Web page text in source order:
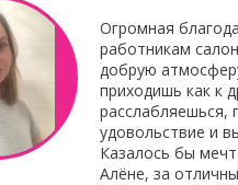
Огромная
работникам
добрую
приходишь как к
расслабляешься,
удовольствие и
Казалось бы
Алёне, за